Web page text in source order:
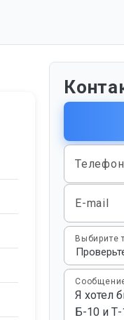
Телефон
E-mail
Выбирите